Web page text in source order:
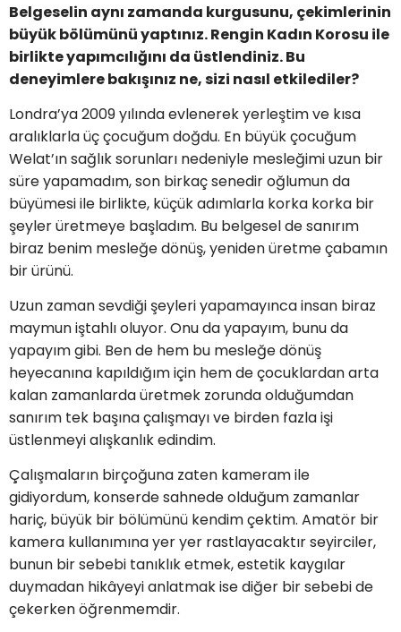
Belgeselin aynı zamanda kurgusunu, çekimlerinin
büyük bölümünü yaptınız. Rengin Kadın Korosu ile
birlikte yapımcılığını da üstlendiniz. Bu
deneyimlere bakışınız ne, sizi nasıl etkilediler?
Londra’ya 2009 yılında evlenerek yerleştim ve kısa
aralıklarla üç çocuğum doğdu. En büyük çocuğum
Welat’ın sağlık sorunları nedeniyle mesleğimi uzun bir
süre yapamadım, son birkaç senedir oğlumun da
büyümesi ile birlikte, küçük adımlarla korka korka bir
şeyler üretmeye başladım. Bu belgesel de sanırım
biraz benim mesleğe dönüş, yeniden üretme çabamın
bir ürünü.
Uzun zaman sevdiği şeyleri yapamayınca insan biraz
maymun iştahlı oluyor. Onu da yapayım, bunu da
yapayım gibi. Ben de hem bu mesleğe dönüş
heyecanına kapıldığım için hem de çocuklardan arta
kalan zamanlarda üretmek zorunda olduğumdan
sanırım tek başına çalışmayı ve birden fazla işi
üstlenmeyi alışkanlık edindim.
Çalışmaların birçoğuna zaten kameram ile
gidiyordum, konserde sahnede olduğum zamanlar
hariç, büyük bir bölümünü kendim çektim. Amatör bir
kamera kullanımına yer yer rastlayacaktır seyirciler,
bunun bir sebebi tanıklık etmek, estetik kaygılar
duymadan hikâyeyi anlatmak ise diğer bir sebebi de
çekerken öğrenmemdir.